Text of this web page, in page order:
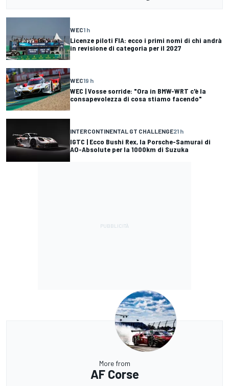
WEC1 h
Licenze piloti FIA: ecco i primi nomi di chi andrà
in revisione di categoria per il 2027
WEC19 h
WEC | Vosse sorride: "Ora in BMW-WRT c'è la
consapevolezza di cosa stiamo facendo"
INTERCONTINENTAL GT CHALLENGE21 h
IGTC | Ecco Bushi Rex, la Porsche-Samurai di
AO-Absolute per la 1000km di Suzuka
More from
AF Corse